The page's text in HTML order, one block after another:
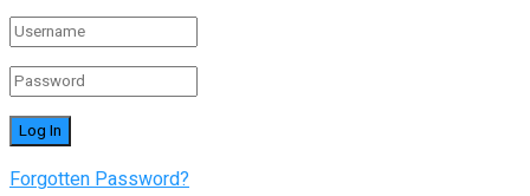
Forgotten Password?